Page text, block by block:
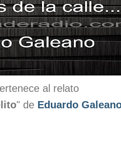
al relato
" de Eduardo